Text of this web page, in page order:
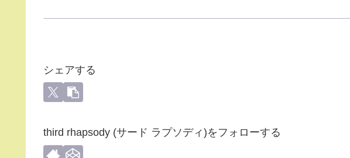
シェアする
third rhapsody (サード ラプソディ)をフォローする